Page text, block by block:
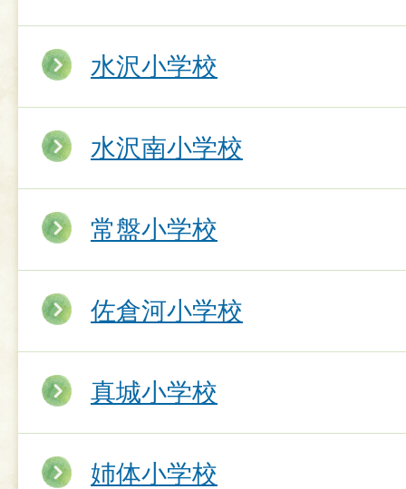
水沢小学校
水沢南小学校
常盤小学校
佐倉河小学校
真城小学校
姉体小学校